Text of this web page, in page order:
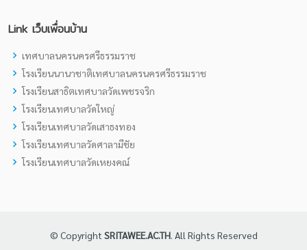
Link เว็บเพื่อนบ้าน
เทศบาลนครนครศรีธรรมราช
โรงเรียนนานาชาติเทศบาลนครนครศรีธรรมราช
โรงเรียนสาธิตเทศบาลวัดเพชรจริก
โรงเรียนเทศบาลวัดใหญ่
โรงเรียนเทศบาลวัดเสาธงทอง
โรงเรียนเทศบาลวัดศาลามีชัย
โรงเรียนเทศบาลวัดเหยงคณ์
© Copyright SRITAWEE.AC.TH. All Rights Reserved